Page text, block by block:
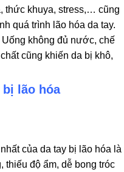
thức khuya, stress,… cũng
quá trình lão hóa da tay.
Uống không đủ nước, chế
cũng khiến da bị khô,
bị lão hóa
của da tay bị lão hóa là
thiếu độ ẩm, dễ bong tróc